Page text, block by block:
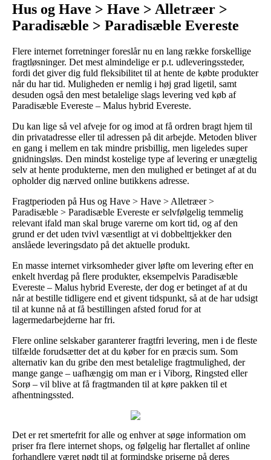
Hus og Have > Have > Alletræer >
Paradisæble > Paradisæble Evereste
Flere internet forretninger foreslår nu en lang række forskellige
fragtløsninger. Det mest almindelige er p.t. udleveringssteder,
fordi det giver dig fuld fleksibilitet til at hente de købte produkter
når du har tid. Muligheden er nemlig i høj grad ligetil, samt
desuden også den mest betalelige slags levering ved køb af
Paradisæble Evereste – Malus hybrid Evereste.
Du kan lige så vel afveje for og imod at få ordren bragt hjem til
din privatadresse eller til adressen på dit arbejde. Metoden bliver
en gang i mellem en tak mindre prisbillig, men ligeledes super
gnidningsløs. Den mindst kostelige type af levering er unægtelig
selv at hente produkterne, men den mulighed er betinget af at du
opholder dig nærved online butikkens adresse.
Fragtperioden på Hus og Have > Have > Alletræer >
Paradisæble > Paradisæble Evereste er selvfølgelig temmelig
relevant ifald man skal bruge varerne om kort tid, og af den
grund er det uden tvivl væsentligt at vi dobbelttjekker den
anslåede leveringsdato på det aktuelle produkt.
En masse internet virksomheder giver løfte om levering efter en
enkelt hverdag på flere produkter, eksempelvis Paradisæble
Evereste – Malus hybrid Evereste, der dog er betinget af at du
når at bestille tidligere end et givent tidspunkt, så at de har udsigt
til at kunne nå at få bestillingen afsted forud for at
lagermedarbejderne har fri.
Flere online selskaber garanterer fragtfri levering, men i de fleste
tilfælde forudsætter det at du køber for en præcis sum. Som
alternativ kan du gribe den mest betalelige fragtmulighed, der
mange gange – uafhængig om man er i Viborg, Ringsted eller
Sorø – vil blive at få fragtmanden til at køre pakken til et
afhentningssted.
Det er ret smertefrit for alle og enhver at søge information om
priser fra flere internet shops, og følgelig har flertallet af online
forhandlere været nødt til at formindske priserne på deres